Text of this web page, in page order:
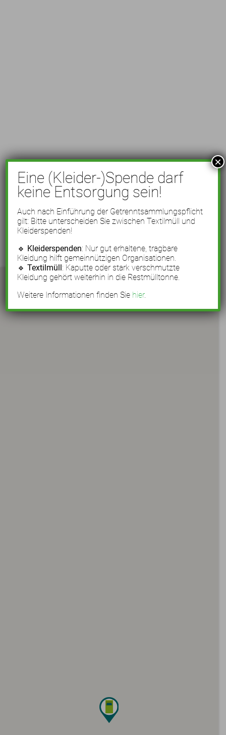
Eine (Kleider-)Spende darf
keine Entsorgung sein!
Auch nach Einführung der Getrenntsammlungspflicht
gilt: Bitte unterscheiden Sie zwischen Textilmüll und
Kleiderspenden!
🔹 Kleiderspenden: Nur gut erhaltene, tragbare
Kleidung hilft gemeinnützigen Organisationen.
🔹Textilmüll: Kaputte oder stark verschmutzte
Kleidung gehört weiterhin in die Restmülltonne.
Weitere Informationen finden Sie hier.
×